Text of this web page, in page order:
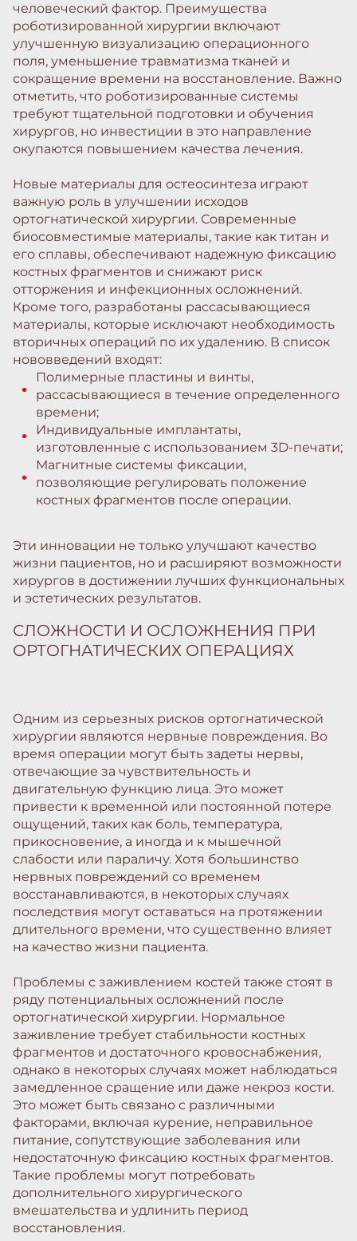
человеческий фактор. Преимущества
роботизированной хирургии включают
улучшенную визуализацию операционного
поля, уменьшение травматизма тканей и
сокращение времени на восстановление. Важно
отметить, что роботизированные системы
требуют тщательной подготовки и обучения
хирургов, но инвестиции в это направление
окупаются повышением качества лечения.
Новые материалы для остеосинтеза играют
важную роль в улучшении исходов
ортогнатической хирургии. Современные
биосовместимые материалы, такие как титан и
его сплавы, обеспечивают надежную фиксацию
костных фрагментов и снижают риск
отторжения и инфекционных осложнений.
Кроме того, разработаны рассасывающиеся
материалы, которые исключают необходимость
вторичных операций по их удалению. В список
нововведений входят:
Полимерные пластины и винты,
рассасывающиеся в течение определенного
времени;
Индивидуальные имплантаты,
изготовленные с использованием 3D-печати;
Магнитные системы фиксации,
позволяющие регулировать положение
костных фрагментов после операции.
Эти инновации не только улучшают качество
жизни пациентов, но и расширяют возможности
хирургов в достижении лучших функциональных
и эстетических результатов.
СЛОЖНОСТИ И ОСЛОЖНЕНИЯ ПРИ
ОРТОГНАТИЧЕСКИХ ОПЕРАЦИЯХ
Одним из серьезных рисков ортогнатической
хирургии являются нервные повреждения. Во
время операции могут быть задеты нервы,
отвечающие за чувствительность и
двигательную функцию лица. Это может
привести к временной или постоянной потере
ощущений, таких как боль, температура,
прикосновение, а иногда и к мышечной
слабости или параличу. Хотя большинство
нервных повреждений со временем
восстанавливаются, в некоторых случаях
последствия могут оставаться на протяжении
длительного времени, что существенно влияет
на качество жизни пациента.
Проблемы с заживлением костей также стоят в
ряду потенциальных осложнений после
ортогнатической хирургии. Нормальное
заживление требует стабильности костных
фрагментов и достаточного кровоснабжения,
однако в некоторых случаях может наблюдаться
замедленное сращение или даже некроз кости.
Это может быть связано с различными
факторами, включая курение, неправильное
питание, сопутствующие заболевания или
недостаточную фиксацию костных фрагментов.
Такие проблемы могут потребовать
дополнительного хирургического
вмешательства и удлинить период
восстановления.